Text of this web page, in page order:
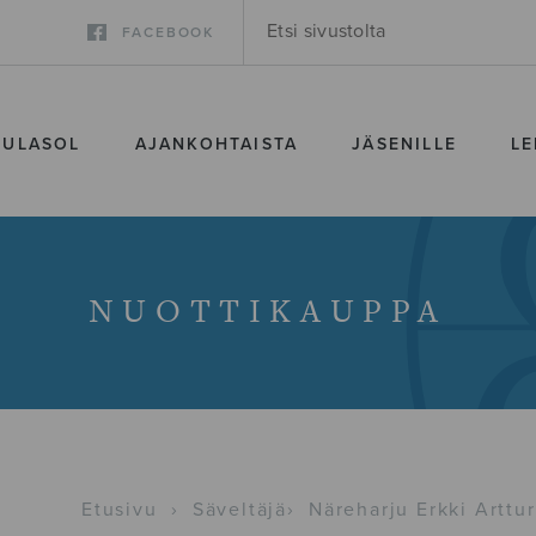
FACEBOOK
AJANKOHTAISTA JÄSENILLE
NUOTTIKAUPPA
Etusivu › Säveltäjä › Näreharju Erkki